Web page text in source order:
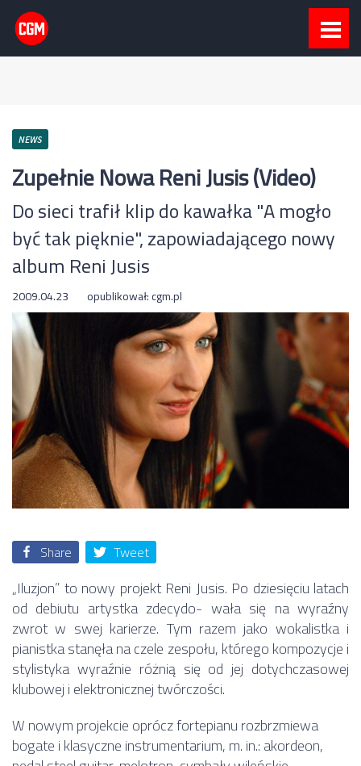
NEWS
Zupełnie Nowa Reni Jusis (Video)
Do sieci trafił klip do kawałka "A mogło
być tak pięknie", zapowiadającego nowy
album Reni Jusis
2009.04.23 opublikował:cgm.pl
Share Tweet
„Iluzjon” to nowy projekt Reni Jusis. Po dziesięciu latach
od debiutu artystka zdecydo- wała się na wyraźny
zwrot w swej karierze. Tym razem jako wokalistka i
pianistka stanęła na czele zespołu, którego kompozycje i
stylistyka wyraźnie różnią się od jej dotychczasowej
klubowej i elektronicznej twórczości.
W nowym projekcie oprócz fortepianu rozbrzmiewa
bogate i klasyczne instrumentarium, m. in.: akordeon,